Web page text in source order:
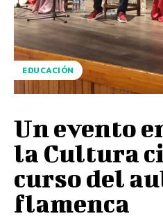
EDUCACIÓN
Un evento
la Cultura
curso del
flamenca